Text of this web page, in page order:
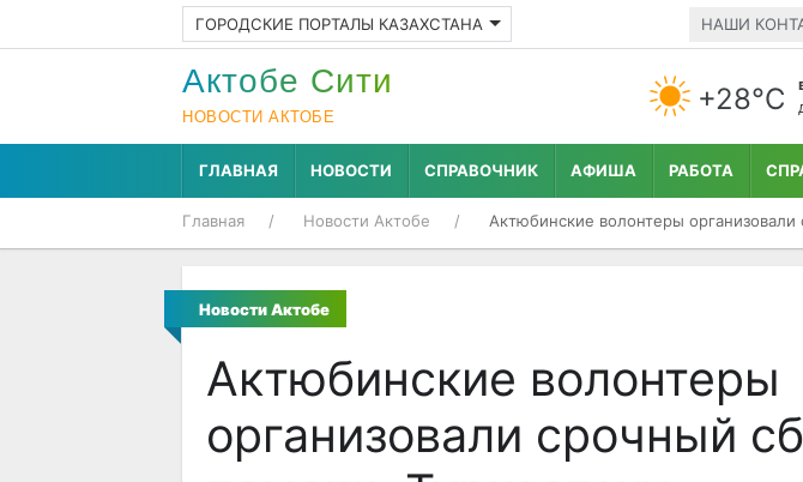
ГОРОДСКИЕ ПОРТАЛЫ КАЗАХСТАНА НАШИ
Актобе Cити
НОВОСТИ АКТОБЕ
+28°С
ГЛАВНАЯ НОВОСТИ СПРАВОЧНИК АФИША РАБОТА
Главная Новости Актобе Актюбинские волонтеры
Новости Актобе
Актюбинские волонтеры
организовали срочный